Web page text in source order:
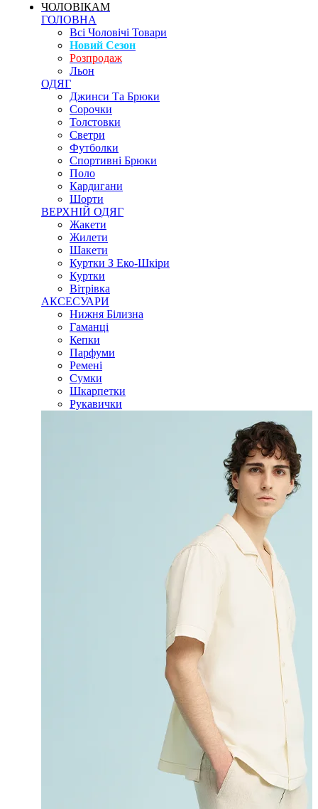
ЧОЛОВІКАМ
ГОЛОВНА
Всі Чоловічі Товари
Новий Сезон
Розпродаж
Льон
ОДЯГ
Джинси Та Брюки
Сорочки
Толстовки
Светри
Футболки
Спортивні Брюки
Поло
Кардигани
Шорти
ВЕРХНІЙ ОДЯГ
Жакети
Жилети
Шакети
Куртки З Еко-Шкіри
Куртки
Вітрівка
АКСЕСУАРИ
Нижня Білизна
Гаманці
Кепки
Парфуми
Ремені
Сумки
Шкарпетки
Рукавички